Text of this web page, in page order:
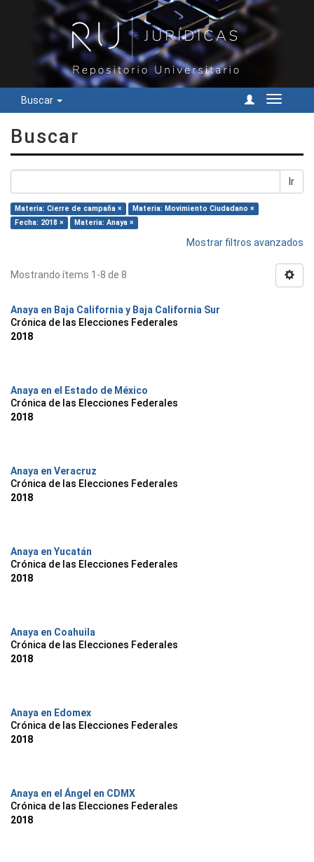
Buscar
Cambiar
Buscar
Ir
Materia: Cierre de campaña ×
Materia: Movimiento Ciudadano ×
Fecha: 2018 ×
Materia: Anaya ×
Mostrar filtros avanzados
Mostrando ítems 1-8 de 8
Anaya en Baja California y Baja California Sur
Crónica de las Elecciones Federales
2018
Anaya en el Estado de México
Crónica de las Elecciones Federales
2018
Anaya en Veracruz
Crónica de las Elecciones Federales
2018
Anaya en Yucatán
Crónica de las Elecciones Federales
2018
Anaya en Coahuila
Crónica de las Elecciones Federales
2018
Anaya en Edomex
Crónica de las Elecciones Federales
2018
Anaya en el Ángel en CDMX
Crónica de las Elecciones Federales
2018